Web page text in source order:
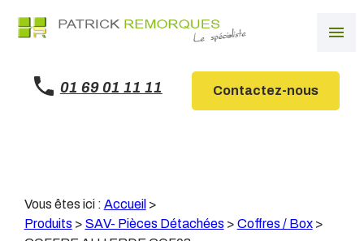
menu
01 69 01 11 11 Contactez-nous
Vous êtes ici : Accueil >
Produits > SAV- Pièces Détachées > Coffres / Box>